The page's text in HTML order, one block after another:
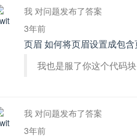
我 对问题发布了答案
3年前
页眉 如何将页眉设置成包
我也是服了你这个代码
我 对问题发布了答案
3年前